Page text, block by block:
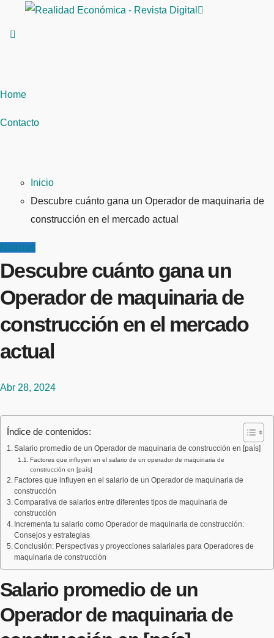
Home
Contacto
Inicio
Descubre cuánto gana un Operador de maquinaria de
construcción en el mercado actual
Noticias
Descubre cuánto gana un
Operador de maquinaria de
construcción en el mercado
actual
Abr 28, 2024
Índice de contenidos:
Salario promedio de un Operador de maquinaria de construcción en [país]
Factores que influyen en el salario de un operador de maquinaria de
construcción en [país]
Factores que influyen en el salario de un Operador de maquinaria de
construcción
Comparativa de salarios entre diferentes tipos de maquinaria de
construcción
Incrementa tu salario como Operador de maquinaria de construcción:
Consejos y estrategias
Conclusión: Perspectivas y proyecciones salariales para Operadores de
maquinaria de construcción
Salario promedio de un
Operador de maquinaria de